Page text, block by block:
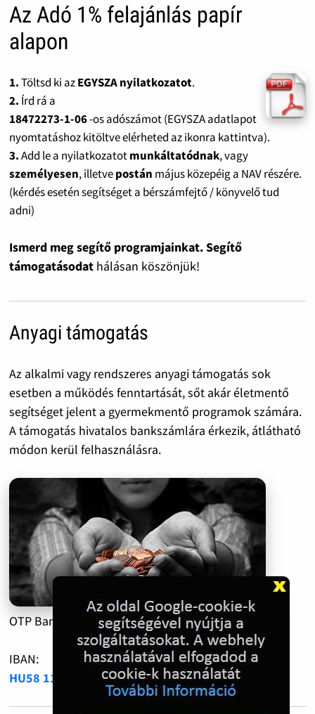
Az Adó 1% felajánlás papír
alapon
1.Töltsd ki azEGYSZA nyilatkozatot.
2. Írd rá a
18472273-1-06-os adószámot (EGYSZA adatlapot
nyomtatáshoz kitöltve elérheted az ikonra kattintva).
3.Add le a nyilatkozatotmunkáltatódnak, vagy
személyesen, illetvepostán május közepéig a NAV részére.
(kérdés esetén segítséget a bérszámfejtő / könyvelő tud
adni)
Ismerd meg segítő programjainkat. Segítő
támogatásodat hálásan köszönjük!
Anyagi támogatás
Az alkalmi vagy rendszeres anyagi támogatás sok
esetben a működés fenntartását, sőt akár életmentő
segítséget jelent a gyermekmentő programok számára.
A támogatás hivatalos bankszámlára érkezik, átlátható
módon kerül felhasználásra.
OTP Bank: 11735005-20510350
IBAN:
HU58 1173 5005 2051 0350 0000 0000